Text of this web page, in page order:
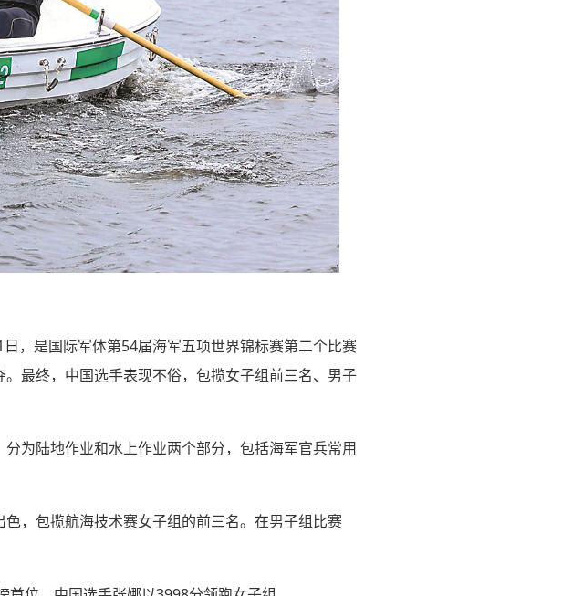
，是国际军体第54届海军五项世界锦标赛第二个比赛
最终，中国选手表现不俗，包揽女子组前三名、男子
为陆地作业和水上作业两个部分，包括海军官兵常用
，包揽航海技术赛女子组的前三名。在男子组比赛